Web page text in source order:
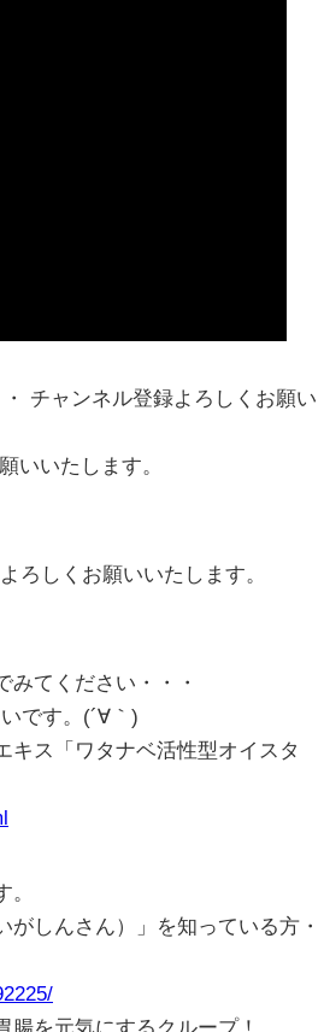
チャンネル登録よろしくお願い
いいたします。
ろしくお願いいたします。
みてください・・・
です。(´∀｀ )
キス「ワタナベ活性型オイスタ
しんさん）」を知っている方・
を元気にするクループ！